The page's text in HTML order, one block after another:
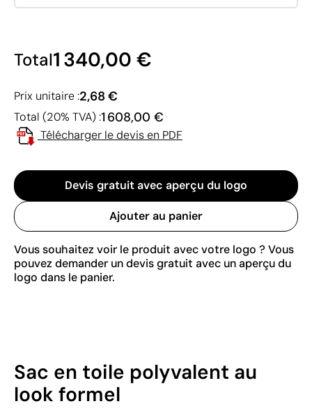
Total1 340,00 €
Prix unitaire :2,68 €
Total (20% TVA) :1 608,00 €
Télécharger le devis en PDF
Devis gratuit avec aperçu du logo
Ajouter au panier
Vous souhaitez voir le produit avec votre logo ? Vous
pouvez demander un devis gratuit avec un aperçu du
logo dans le panier.
Sac en toile polyvalent au
look formel